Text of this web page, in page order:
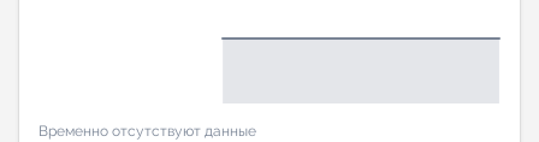
Временно отсутствуют данные